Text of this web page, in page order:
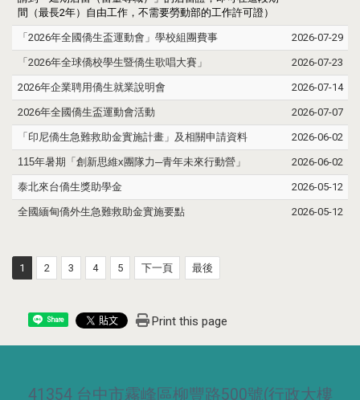
間（最長2年）自由工作，不需要勞動部的工作許可證）
「2026年全國僑生盃運動會」學校組團費事 2026-07-29
「2026年全球僑校學生暨僑生歌唱大賽」 2026-07-23
2026年企業聘用僑生就業說明會 2026-07-14
2026年全國僑生盃運動會活動 2026-07-07
「印尼僑生急難救助金實施計畫」及相關申請資料 2026-06-02
115年暑期「創新思維x 團隊力─青年未來行動營」 2026-06-02
泰北來台僑生獎助學金 2026-05-12
全國緬甸僑外生急難救助金實施要點 2026-05-12
1 2 3 4 5 下一頁 最後
Share Print this page
41354 台中市霧峰區柳豐路500號(行政大樓